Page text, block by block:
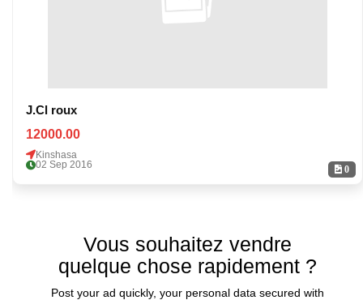
0
J.Cl roux
12000.00
Kinshasa
02 Sep 2016
Vous souhaitez vendre
quelque chose rapidement ?
Post your ad quickly, your personal data secured with